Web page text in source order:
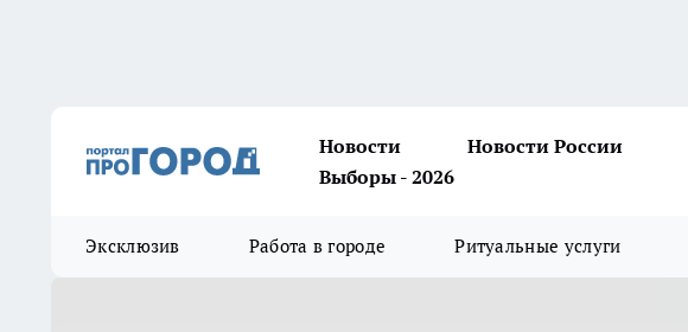
Новости Новости России
Выборы - 2026
Эксклюзив Работа в городе Ритуальные услуги